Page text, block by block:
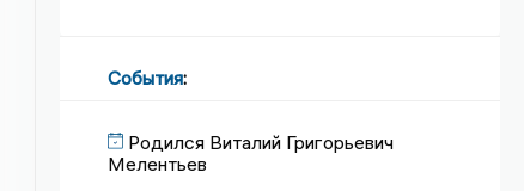
События:
Родился Виталий Григорьевич
Мелентьев